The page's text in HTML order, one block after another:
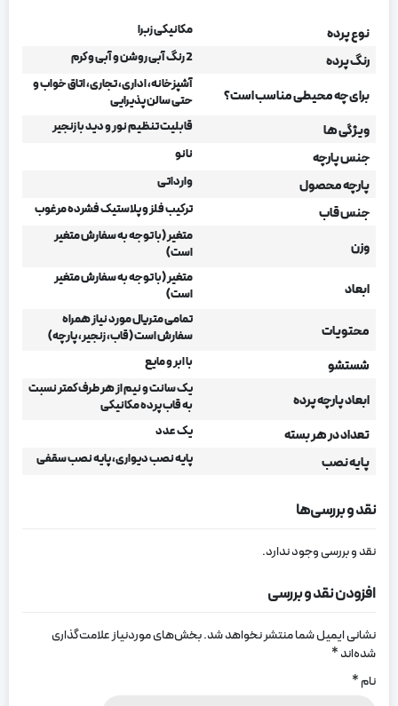
نوع پرده مکانیکی زبرا
رنگ پرده 2 رنگ آبی روشن و آبی و کرم
برای چه محیطی مناسب است؟
آشپزخانه، اداری، تجاری، اتاق خواب و
حتی سالن پذیرایی
ویژگی ها قابلیت تنظیم نور و دید با زنجیر
جنس پارچه نانو
پارچه محصول وارداتی
جنس قاب ترکیب فلز و پلاستیک فشرده مرغوب
وزن
متغیر (با توجه به سفارش متغیر
است)
ابعاد
متغیر (با توجه به سفارش متغیر
است)
محتویات
تمامی متریال مورد نیاز همراه
سفارش است (قاب، زنجیر، پارچه)
شستشو با ابر و مایع
ابعاد پارچه پرده
یک سانت و نیم از هر طرف کمتر نسبت
به قاب پرده مکانیکی
تعداد در هر بسته یک عدد
پایه نصب پایه نصب دیواری، پایه نصب سقفی
نقد و بررسی‌ها
نقد و بررسی وجود ندارد.
افزودن نقد و بررسی
نشانی ایمیل شما منتشر نخواهد شد.بخش‌های موردنیاز علامت‌گذاری
شده‌اند*
نام*